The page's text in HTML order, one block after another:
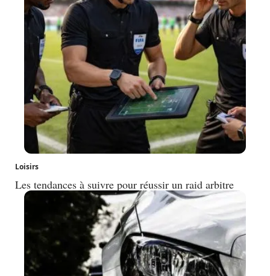
Loisirs
Les tendances à suivre pour réussir un raid arbitre